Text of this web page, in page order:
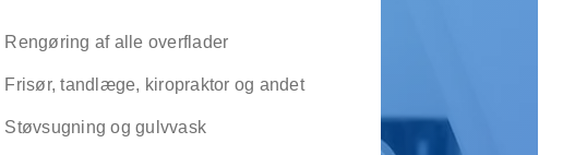
Rengøring af alle overflader
Frisør, tandlæge, kiropraktor og andet
Støvsugning og gulvvask